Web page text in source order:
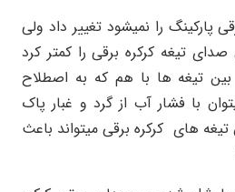
پارکینگ را نمیشود تغییر داد ولی
صدای تیغه کرکره برقی را کمتر کرد
تیغه ها با هم که به اصطلاح
با فشار آب از گرد و غبار پاک
تیغه های کرکره برقی میتواند باعث